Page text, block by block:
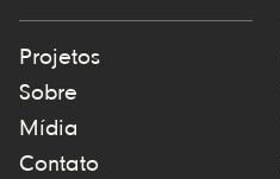
Projetos
Sobre
Mídia
Contato